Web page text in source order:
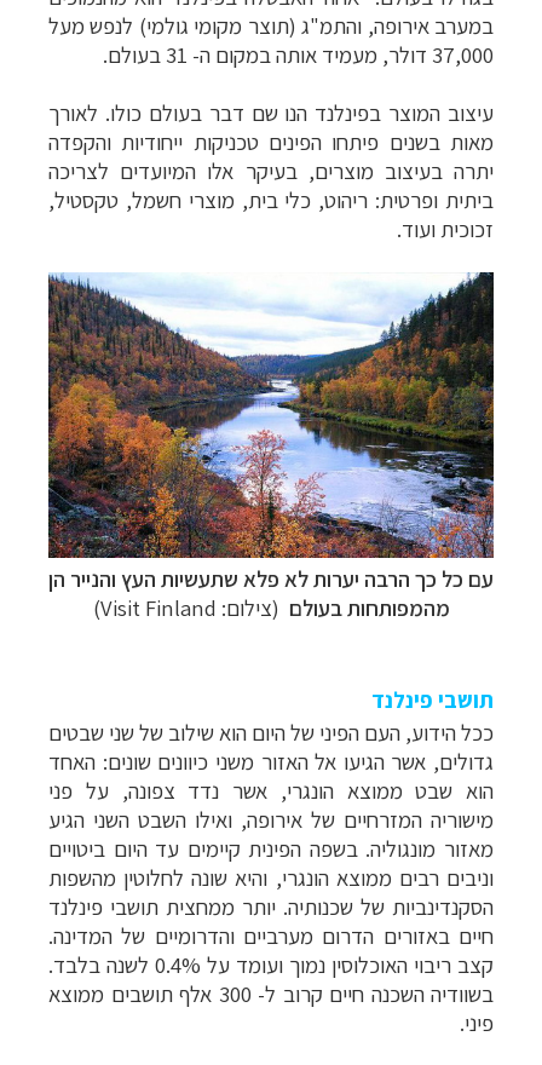
במערב אירופה, והתמ"ג (תוצר מקומי גולמי) לנפש מעל
37,000 דולר, מעמיד אותה במקום ה- 31 בעולם.
עיצוב המוצר בפינלנד הנו שם דבר בעולם כולו. לאורך
מאות בשנים פיתחו הפינים טכניקות ייחודיות והקפדה
יתרה בעיצוב מוצרים, בעיקר אלו המיועדים לצריכה
ביתית ופרטית: ריהוט, כלי בית, מוצרי חשמל, טקסטיל,
זכוכית ועוד.
עם כל כך הרבה יערות לא פלא שתעשיות העץ והנייר הן
מהמפותחות בעולם (צילום: Visit Finland)
תושבי פינלנד
ככל הידוע, העם הפיני של היום הוא שילוב של שני שבטים
גדולים, אשר הגיעו אל האזור משני כיוונים שונים: האחד
הוא שבט ממוצא הונגרי, אשר נדד צפונה, על פני
מישוריה המזרחיים של אירופה, ואילו השבט השני הגיע
מאזור מונגוליה. בשפה הפינית קיימים עד היום ביטויים
וניבים רבים ממוצא הונגרי, והיא שונה לחלוטין מהשפות
הסקנדינביות של שכנותיה. יותר ממחצית תושבי פינלנד
חיים באזורים הדרום מערביים והדרומיים של המדינה.
קצב ריבוי האוכלוסין נמוך ועומד על 0.4% לשנה בלבד.
בשוודיה השכנה חיים קרוב ל- 300 אלף תושבים ממוצא
פיני.
קרוזים והפלגות נופשלחצו לרשימת היעדים »
תכנון טיולים למדינות אירופהלחצו לרשימת היעדים
»
תכנוןטיולים לאמריקה הצפונית לחצו לרשימת
היעדים »